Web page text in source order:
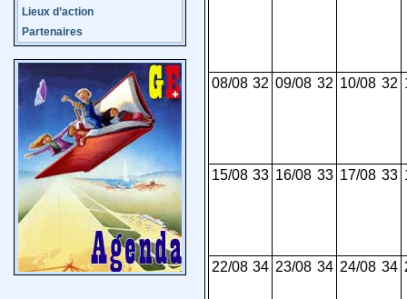
Lieux d’action
Partenaires
08/08 32 09/08 32 10/08 32
15/08 33 16/08 33 17/08 33
22/08 34 23/08 34 24/08 34